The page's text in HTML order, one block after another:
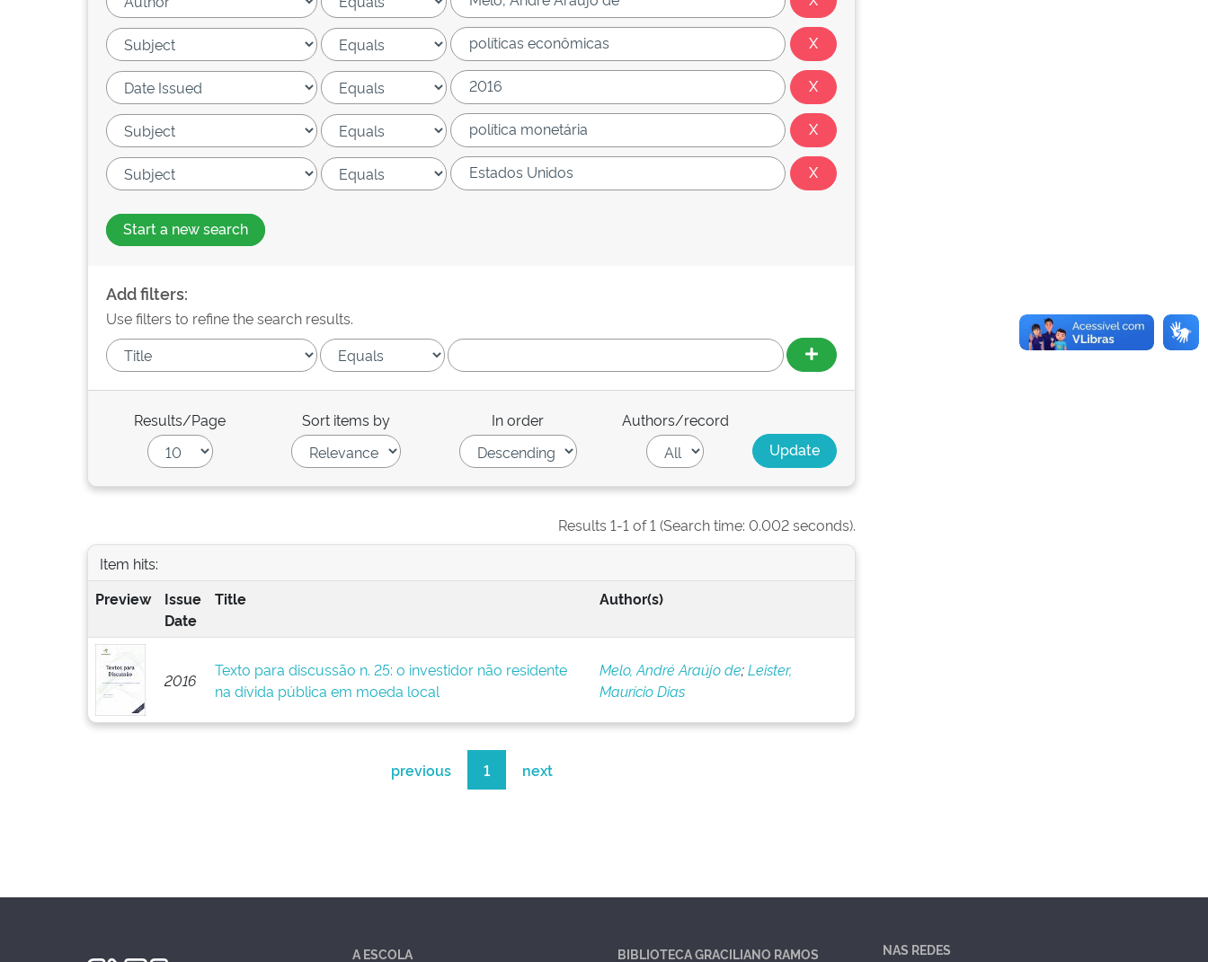
Start a new search
Add filters:
Use filters to refine the search results.
Results/Page Sort items by In order Authors/record
Results 1-1 of 1 (Search time: 0.002 seconds).
Item hits:
Preview
Issue
Date
Title Author(s)
2016
Texto para discussão n. 25: o investidor não residente
na dívida pública em moeda local
Melo, André Araújo de;Leister,
Maurício Dias
previous 1 next
A ESCOLA BIBLIOTECA GRACILIANO RAMOS NAS REDES